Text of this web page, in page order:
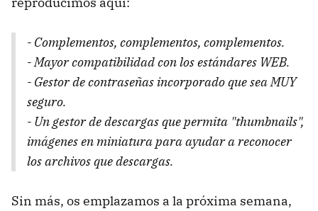
- Complementos, complementos, complementos.
- Mayor compatibilidad con los estándares WEB.
- Gestor de contraseñas incorporado que sea MUY
seguro.
- Un gestor de descargas que permita "thumbnails",
imágenes en miniatura para ayudar a reconocer
los archivos que descargas.
Sin más, os emplazamos a la próxima semana,